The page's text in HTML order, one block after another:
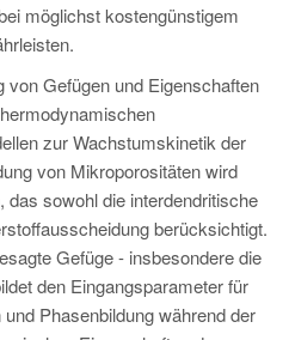
möglichst kostengünstigem
von Gefügen und Eigenschaften
zur Wachstumskinetik der
von Mikroporositäten wird
sowohl die interdendritische
berücksichtigt.
Gefüge - insbesondere die
den Eingangsparameter für
Phasenbildung während der